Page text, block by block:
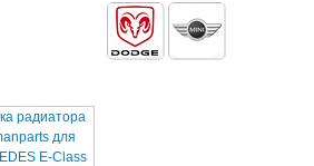
радиатора
для
E-Class